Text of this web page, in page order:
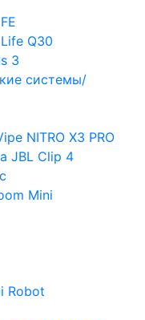
Q30
3
системы/
NITRO X3 PRO
JBL Clip 4
Mini
Robot